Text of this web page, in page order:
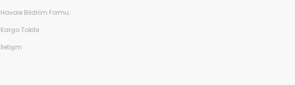
Havale Bildirim Formu
Kargo Takibi
İletişim